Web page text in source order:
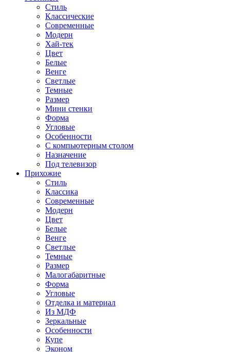
Стиль
Классические
Современные
Модерн
Хай-тек
Цвет
Белые
Венге
Светлые
Темные
Размер
Мини стенки
Форма
Угловые
Особенности
С компьютерным столом
Назначение
Под телевизор
Прихожие
Стиль
Классика
Современные
Модерн
Цвет
Белые
Венге
Светлые
Темные
Размер
Малогабаритные
Форма
Угловые
Отделка и материал
Из МДФ
Зеркальные
Особенности
Купе
Эконом